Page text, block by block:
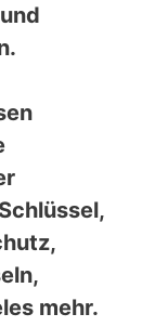
mehr.